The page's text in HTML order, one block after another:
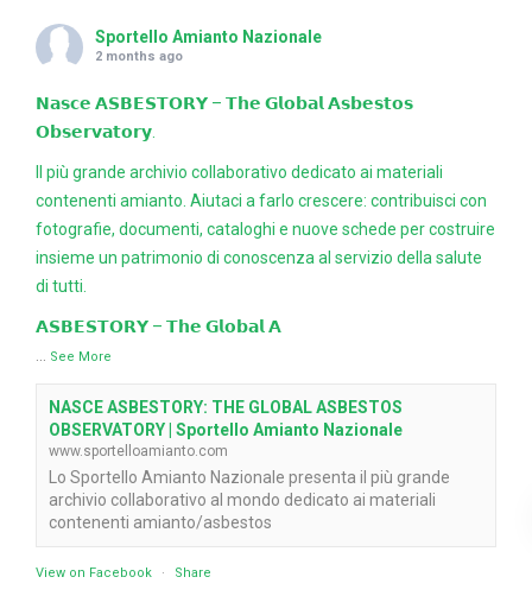
Sportello Amianto Nazionale
2 months ago
𝗡𝗮𝘀𝗰𝗲 𝗔𝗦𝗕𝗘𝗦𝗧𝗢𝗥𝗬 – 𝗧𝗵𝗲 𝗚𝗹𝗼𝗯𝗮𝗹 𝗔𝘀𝗯𝗲𝘀𝘁𝗼𝘀
𝗢𝗯𝘀𝗲𝗿𝘃𝗮𝘁𝗼𝗿𝘆.
Il più grande archivio collaborativo dedicato ai materiali
contenenti amianto. Aiutaci a farlo crescere: contribuisci con
fotografie, documenti, cataloghi e nuove schede per costruire
insieme un patrimonio di conoscenza al servizio della salute
di tutti.
𝗔𝗦𝗕𝗘𝗦𝗧𝗢𝗥𝗬 – 𝗧𝗵𝗲 𝗚𝗹𝗼𝗯𝗮𝗹 𝗔
See More
NASCE ASBESTORY: THE GLOBAL ASBESTOS
OBSERVATORY | Sportello Amianto Nazionale
www.sportelloamianto.com
Lo Sportello Amianto Nazionale presenta il più grande
archivio collaborativo al mondo dedicato ai materiali
contenenti amianto/asbestos
View on Facebook · Share